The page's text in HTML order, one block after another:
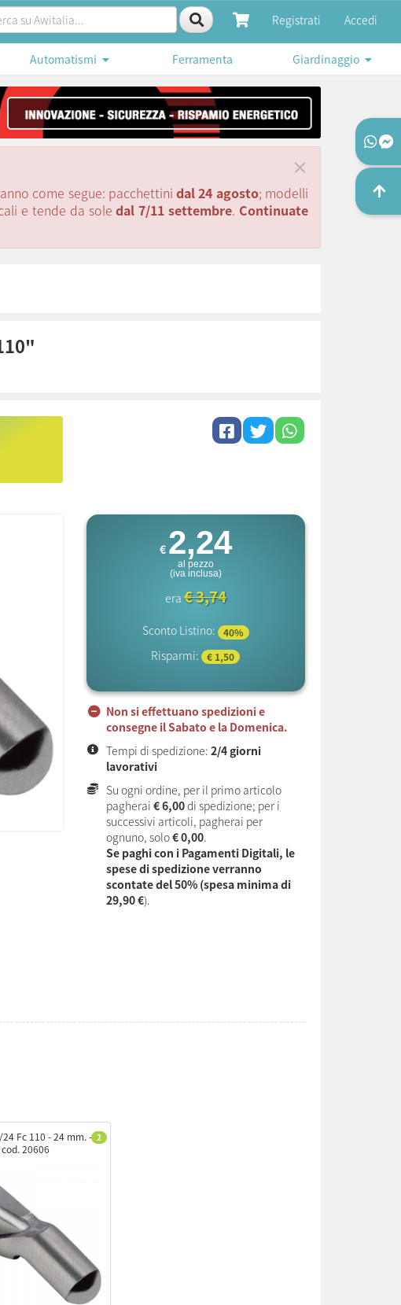
Registrati Accedi
Automatismi Ferramenta Giardinaggio
×
come segue: pacchettinidal 24 agosto; modelli
e tende da soledal 7/11 settembre. Continuate
€ 2,24
al pezzo
(iva inclusa)
era€ 3,74
Sconto Listino: 40%
Risparmi: € 1,50
Non si effettuano spedizioni e
consegne il Sabato e la Domenica.
Tempi di spedizione: 2/4 giorni
lavorativi
Su ogni ordine, per il primo articolo
pagherai € 6,00di spedizione; per i
successivi articoli, pagherai per
ognuno, solo€ 0,00.
Se paghi con i Pagamenti Digitali, le
spese di spedizione verranno
scontate del 50% (spesa minima di
29,90 €).
2
Fc 110 - 24 mm. -
cod. 20606